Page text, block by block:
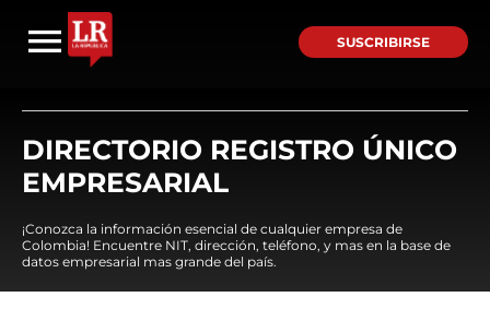
SUSCRIBIRSE
DIRECTORIO REGISTRO ÚNICO
EMPRESARIAL
¡Conozca la información esencial de cualquier empresa de
Colombia! Encuentre NIT, dirección, teléfono, y mas en la base de
datos empresarial mas grande del país.